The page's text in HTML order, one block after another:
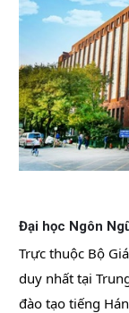
Đại học Ngôn
Trực thuộc Bộ
duy nhất tại
đào tạo tiếng